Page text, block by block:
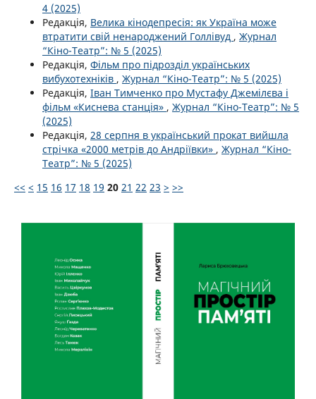
4 (2025)
Редакція, Велика кінодепресія: як Україна може
втратити свій ненароджений Голлівуд , Журнал
“Кіно-Театр”: № 5 (2025)
Редакція, Фільм про підрозділ українських
вибухотехніків , Журнал “Кіно-Театр”: № 5 (2025)
Редакція, Іван Тимченко про Мустафу Джемілєва і
фільм «Киснева станція» , Журнал “Кіно-Театр”: № 5
(2025)
Редакція, 28 серпня в український прокат вийшла
стрічка «2000 метрів до Андріївки» , Журнал “Кіно-
Театр”: № 5 (2025)
<< < 15 16 17 18 19 20 21 22 23 > >>